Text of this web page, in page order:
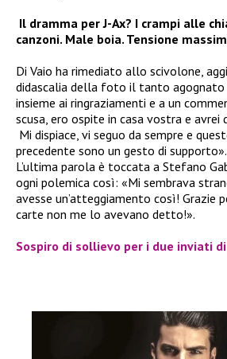
Il dramma per J-Ax? I crampi alle
canzoni. Male boia. Tensione
Di Vaio ha rimediato allo scivolone,
didascalia della foto il tanto agognato
insieme ai ringraziamenti e a un
scusa, ero ospite in casa vostra e avrei
Mi dispiace, vi seguo da sempre e
precedente sono un gesto di
L’ultima parola è toccata a Stefano
ogni polemica così: «Mi sembrava
avesse un’atteggiamento così! Grazie
carte non me lo avevano detto!».
Sospiro di sollievo per i due inviati